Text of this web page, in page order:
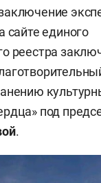
сайте единого
реестра
под
.